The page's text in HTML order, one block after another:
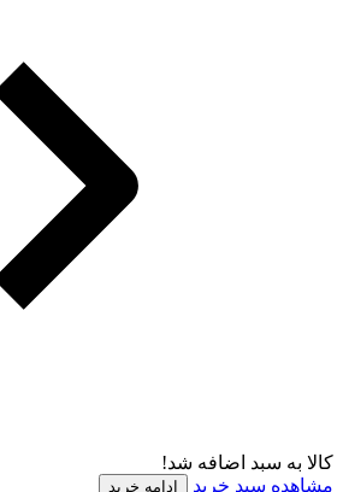
کالا به سبد اضافه شد!
مشاهده سبد خرید
ادامه خرید